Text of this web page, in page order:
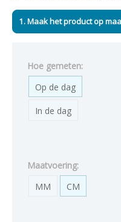
1. Maak het product op
Hoe gemeten:
Op de dag
In de dag
Maatvoering:
MM
CM